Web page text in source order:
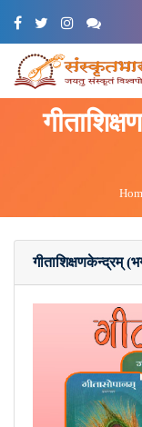
गीताशिक्षणकेन्द्रम्